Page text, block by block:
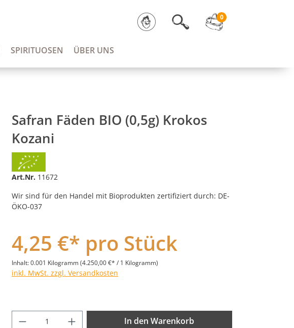
0
SPIRITUOSEN ÜBER UNS
Safran Fäden BIO (0,5g) Krokos
Kozani
Art.Nr. 11672
Wir sind für den Handel mit Bioprodukten zertifiziert durch: DE-
ÖKO-037
4,25 €* pro Stück
Inhalt:0.001 Kilogramm(4.250,00 €* / 1 Kilogramm)
inkl. MwSt. zzgl. Versandkosten
Produkt Anzahl: Gib den gewünschten Wert ein
In den Warenkorb